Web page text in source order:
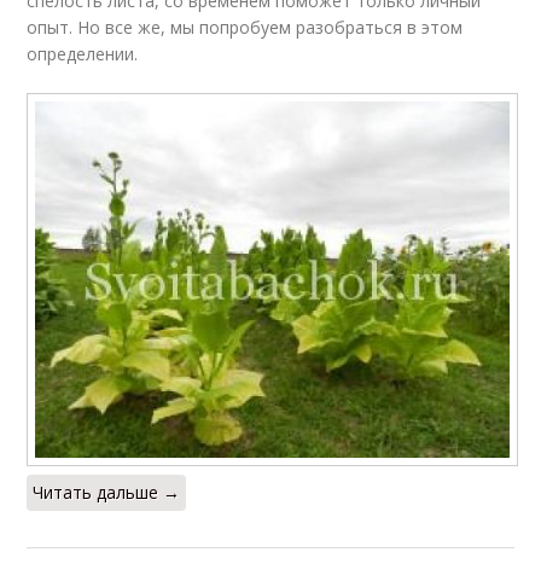
опыт. Но все же, мы попробуем разобраться в этом
определении.
Читать дальше →